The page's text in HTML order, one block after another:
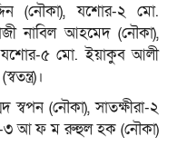
(নৌকা), যশোর-২ মো.
নাবিল আহমেদ (নৌকা),
৫ মো. ইয়াকুব আলী
স্বপন (নৌকা), সাতক্ষীরা-২
৩ আ ফ ম রুহুল হক (নৌকা)